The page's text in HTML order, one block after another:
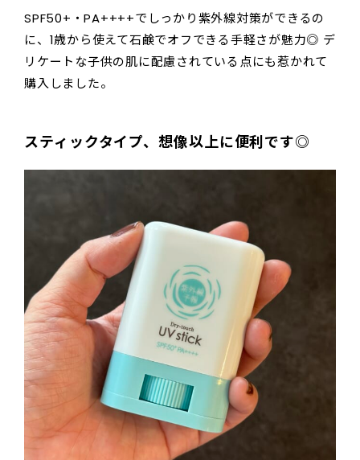
SPF50+・PA++++でしっかり紫外線対策ができるの
に、1歳から使えて石鹸でオフできる手軽さが魅力◎ デ
リケートな子供の肌に配慮されている点にも惹かれて
購入しました。
スティックタイプ、想像以上に便利です◎